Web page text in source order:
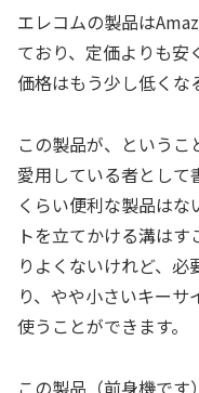
エレコムの製品は
ており、定価よりも安
価格はもう少し低くな
この製品が、というこ
愛用している者とし
くらい便利な製品はな
トを立てかける溝は
りよくないけれど、
り、やや小さいキー
使うことができます。
この製品（前身機で